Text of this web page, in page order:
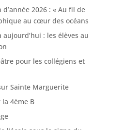
2026 : « Au fil de
au cœur des océans
aujourd’hui : les élèves au
pour les collégiens et
Sainte Marguerite
4ème B